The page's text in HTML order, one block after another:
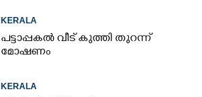
KERALA
പട്ടാപ്പകൽ വീട് കുത്തി തുറന്ന്
മോഷണം
KERALA